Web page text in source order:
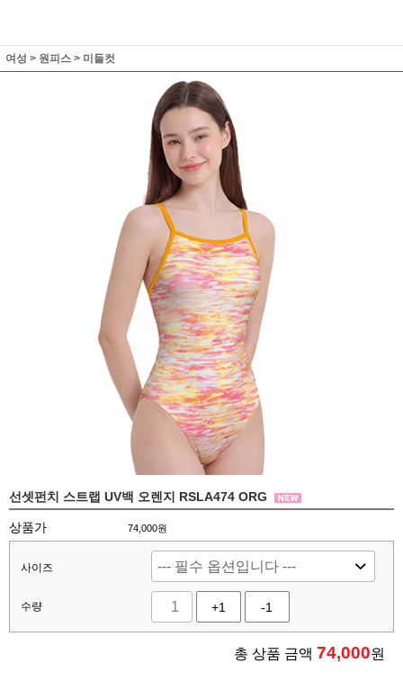
여성 > 원피스 > 미들컷
선셋펀치 스트랩 UV백 오렌지 RSLA474 ORG
상품가 74,000원
사이즈
수량 +1 -1
총 상품 금액 74,000원